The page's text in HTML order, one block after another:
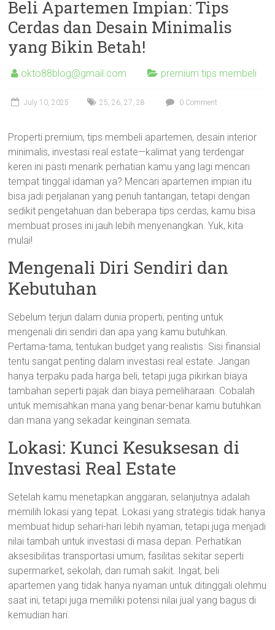
Beli Apartemen Impian: Tips
Cerdas dan Desain Minimalis
yang Bikin Betah!
okto88blog@gmail.com premium tips membeli
July 10, 2025 25,26,27,28 0 Comment
Properti premium, tips membeli apartemen, desain interior
minimalis, investasi real estate—kalimat yang terdengar
keren ini pasti menarik perhatian kamu yang lagi mencari
tempat tinggal idaman ya? Mencari apartemen impian itu
bisa jadi perjalanan yang penuh tantangan, tetapi dengan
sedikit pengetahuan dan beberapa tips cerdas, kamu bisa
membuat proses ini jauh lebih menyenangkan. Yuk, kita
mulai!
Mengenali Diri Sendiri dan
Kebutuhan
Sebelum terjun dalam dunia properti, penting untuk
mengenali diri sendiri dan apa yang kamu butuhkan.
Pertama-tama, tentukan budget yang realistis. Sisi finansial
tentu sangat penting dalam investasi real estate. Jangan
hanya terpaku pada harga beli, tetapi juga pikirkan biaya
tambahan seperti pajak dan biaya pemeliharaan. Cobalah
untuk memisahkan mana yang benar-benar kamu butuhkan
dan mana yang sekadar keinginan semata.
Lokasi: Kunci Kesuksesan di
Investasi Real Estate
Setelah kamu menetapkan anggaran, selanjutnya adalah
memilih lokasi yang tepat. Lokasi yang strategis tidak hanya
membuat hidup sehari-hari lebih nyaman, tetapi juga menjadi
nilai tambah untuk investasi di masa depan. Perhatikan
aksesibilitas transportasi umum, fasilitas sekitar seperti
supermarket, sekolah, dan rumah sakit. Ingat, beli
apartemen yang tidak hanya nyaman untuk ditinggali olehmu
saat ini, tetapi juga memiliki potensi nilai jual yang bagus di
kemudian hari.